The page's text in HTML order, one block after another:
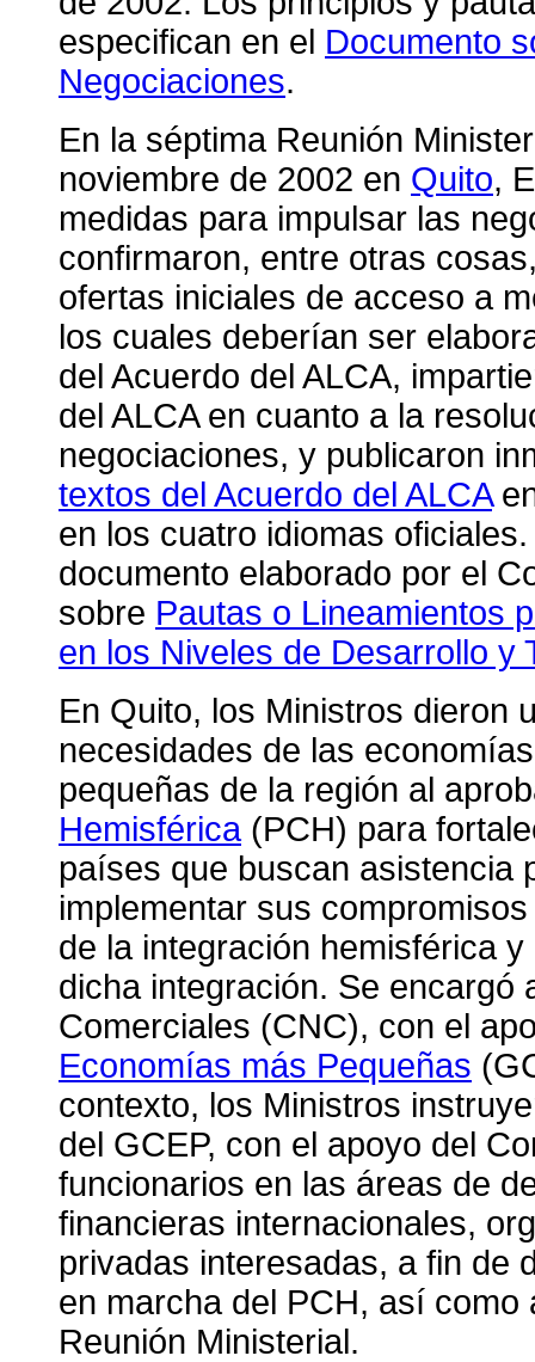
especifican en el Documento
Negociaciones.
En la séptima Reunión
noviembre de 2002 en Quito,
medidas para impulsar las
confirmaron, entre otras
ofertas iniciales de acceso a
los cuales deberían ser
del Acuerdo del ALCA,
del ALCA en cuanto a la
negociaciones, y publicaron
textos del Acuerdo del ALCA
en los cuatro idiomas
documento elaborado por el
sobre Pautas o Lineamientos
en los Niveles de Desarrollo y
En Quito, los Ministros dieron
necesidades de las
pequeñas de la región al
Hemisférica(PCH) para
países que buscan asistencia
implementar sus
de la integración hemisférica
dicha integración. Se encargó
Comerciales (CNC), con el
Economías más Pequeñas
contexto, los Ministros
del GCEP, con el apoyo del
funcionarios en las áreas de
financieras internacionales,
privadas interesadas, a fin de
en marcha del PCH, así
Reunión Ministerial.